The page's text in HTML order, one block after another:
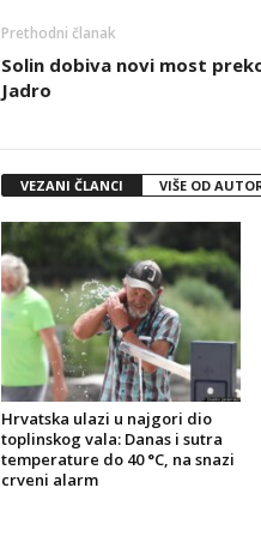
Prethodni članak
Solin dobiva novi most
Jadro
VEZANI ČLANCI VIŠE OD
Hrvatska ulazi u najgori dio
toplinskog vala: Danas i sutra
temperature do 40 °C, na snazi
crveni alarm